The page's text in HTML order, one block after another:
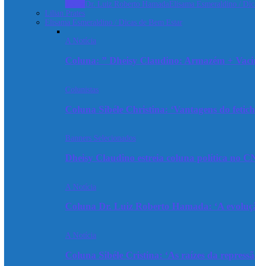
Dr. Luiz Roberto HamadaElisama Esmeraldino /
Lilian Prates
Elisama Esmeraldino / Dicas de Bem Estar
A Notícia
Coluna: ” Dheisy Claudino: Armazém +
Colunistas
Coluna Sibéle Christina: ‘Vantagens do
Banners Selecionados
Dheisy Claudino estreia coluna política no
A Notícia
Coluna Dr. Luiz Roberto Hamada: ‘A
A Notícia
Coluna Sibéle Cristina: ‘As raízes da